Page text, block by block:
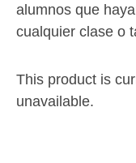
alumnos que
cualquier clase o
This product is
unavailable.